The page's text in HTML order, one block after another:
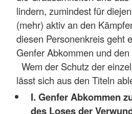
lindern, zumindest für
(mehr) aktiv an den
diesen Personenkreis geht
Genfer Abkommen und
Wem der Schutz der
lässt sich aus den Titeln
I. Genfer Abkommen
des Loses der